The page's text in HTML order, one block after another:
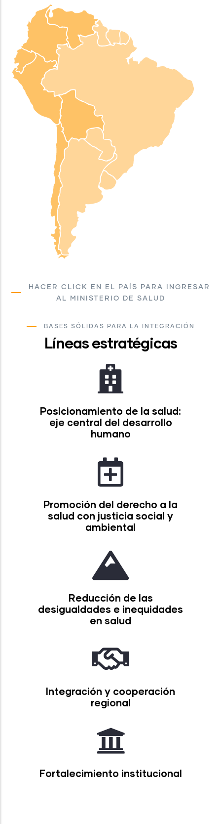
HACER CLICK EN EL PAÍS PARA INGRESAR
AL MINISTERIO DE SALUD
BASES SÓLIDAS PARA LA INTEGRACIÓN
Líneas estratégicas
Posicionamiento de la salud:
eje central del desarrollo
humano
Promoción del derecho a la
salud con justicia social y
ambiental
Reducción de las
desigualdades e inequidades
en salud
Integración y cooperación
regional
Fortalecimiento institucional